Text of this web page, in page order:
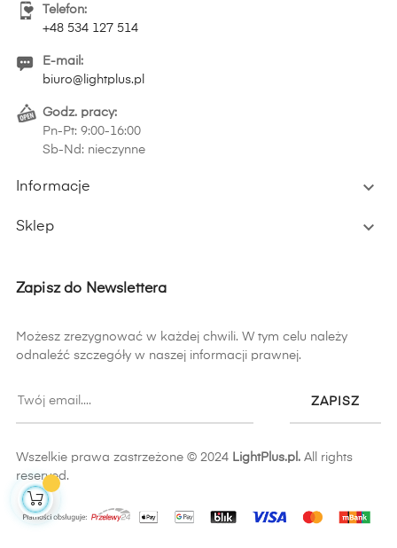
Telefon:
+48 534 127 514
E-mail:
biuro@lightplus.pl
Godz. pracy:
Pn-Pt: 9:00-16:00
Sb-Nd: nieczynne
Informacje 
Sklep 
Zapisz do Newslettera
Możesz zrezygnować w każdej chwili. W tym celu należy
odnaleźć szczegóły w naszej informacji prawnej.
ZAPISZ
Wszelkie prawa zastrzeżone © 2024 LightPlus.pl. All rights
reserved.